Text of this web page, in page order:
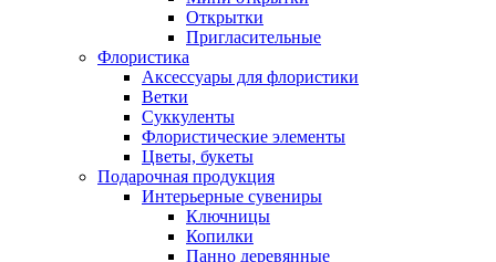
Открытки
Пригласительные
Флористика
Аксессуары для флористики
Ветки
Суккуленты
Флористические элементы
Цветы, букеты
Подарочная продукция
Интерьерные сувениры
Ключницы
Копилки
Панно деревянные